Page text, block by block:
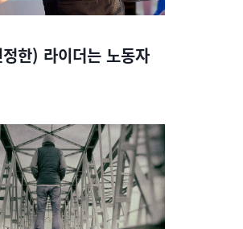
한) 라이더는 노동자